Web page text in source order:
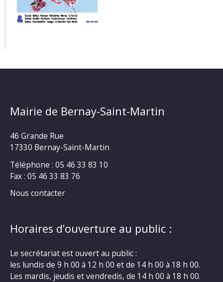
Mairie de Bernay-Saint-Martin
46 Grande Rue
17330 Bernay-Saint-Martin
Téléphone : 05 46 33 83 10
Fax : 05 46 33 83 76
Nous contacter
Horaires d’ouverture au public :
Le secrétariat est ouvert au public :
les lundis de 9 h 00 à 12 h 00 et de 14 h 00 à 18 h 00.
Les mardis, jeudis et vendredis, de 14 h 00 à 18 h 00.